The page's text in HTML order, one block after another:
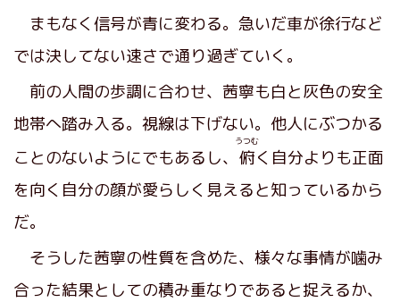
まもなく信号が青に変わる。急いだ車が徐行など
では決してない速さで通り過ぎていく。
前の人間の歩調に合わせ、茜寧も白と灰色の安全
地帯へ踏み入る。視線は下げない。他人にぶつかる
ことのないようにでもあるし、 俯
うつむ
く自分よりも正面
を向く自分の顔が愛らしく見えると知っているから
だ。
そうした茜寧の性質を含めた、様々な事情が噛み
合った結果としての積み重なりであると捉えるか、